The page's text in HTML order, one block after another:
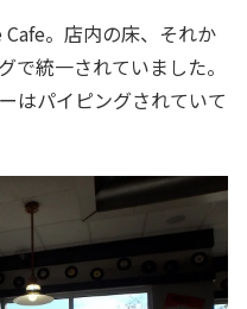
。店内の床、それか
で統一されていました。
はパイピングされていて